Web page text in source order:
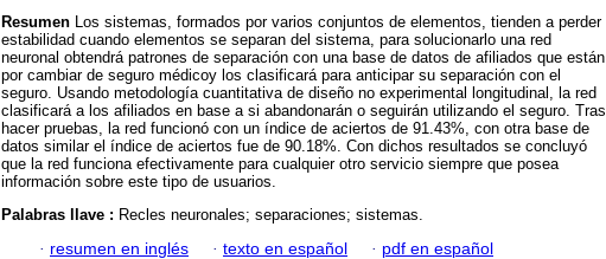
Resumen Los sistemas, formados por varios conjuntos de elementos, tienden a perder
estabilidad cuando elementos se separan del sistema, para solucionarlo una red
neuronal obtendrá patrones de separación con una base de datos de afiliados que están
por cambiar de seguro médicoy los clasificará para anticipar su separación con el
seguro. Usando metodología cuantitativa de diseño no experimental longitudinal, la red
clasificará a los afiliados en base a si abandonarán o seguirán utilizando el seguro. Tras
hacer pruebas, la red funcionó con un índice de aciertos de 91.43%, con otra base de
datos similar el índice de aciertos fue de 90.18%. Con dichos resultados se concluyó
que la red funciona efectivamente para cualquier otro servicio siempre que posea
información sobre este tipo de usuarios.
Palabras llave : Recles neuronales; separaciones; sistemas.
· resumen en inglés · texto en español · pdf en español